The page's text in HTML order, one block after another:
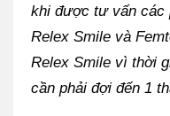
khi được tư vấn các
Relex Smile và
Relex Smile vì thời
cần phải đợi đến 1